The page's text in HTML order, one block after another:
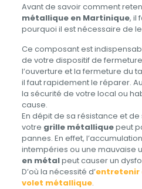
Avant de savoir comment
métallique en Martinique, il
pourquoi il est nécessaire de
Ce composant est
de votre dispositif de
l’ouverture et la fermeture du
il faut rapidement le réparer.
la sécurité de votre local ou
cause.
En dépit de sa résistance et
votre grille métalliquepeut
pannes. En effet,
intempéries ou une mauvaise
en métalpeut causer un
D’où la nécessité d’entretenir
volet métallique.